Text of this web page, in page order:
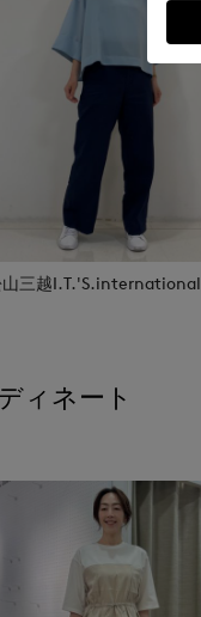
山三越I.T.'S.international
ィネート